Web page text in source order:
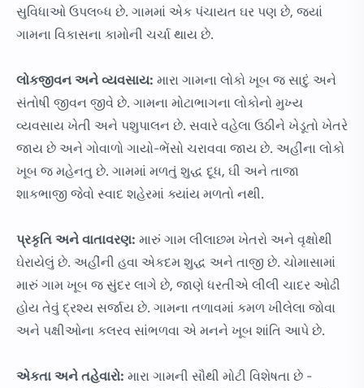
સુવિધાઓ ઉપલબ્ધ છે. ગામમાં એક પંચાયત ઘર પણ છે, જ્યાં
ગામના વિકાસના કામોની ચર્ચા થાય છે.
લોકજીવન અને વ્યવસાય: મારા ગામના લોકો ખૂબ જ સાદું અને
સંતોષી જીવન જીવે છે. ગામના મોટાભાગના લોકોનો મુખ્ય
વ્યવસાય ખેતી અને પશુપાલન છે. સવારે વહેલા ઉઠીને ખેડૂતો ખેતરે
જાય છે અને ગોવાળો ગાયો-ભેંસો ચરાવવા જાય છે. અહીંના લોકો
ખૂબ જ મહેનતુ છે. ગામમાં મળતું શુદ્ધ દૂધ, ઘી અને તાજા
શાકભાજી જેવો સ્વાદ શહેરમાં ક્યાંય મળતો નથી.
પ્રકૃતિ અને વાતાવરણ: મારું ગામ લીલાછમ ખેતરો અને વૃક્ષોથી
ઘેરાયેલું છે. અહીંની હવા એકદમ શુદ્ધ અને તાજી છે. ચોમાસામાં
મારું ગામ ખૂબ જ સુંદર લાગે છે, જાણે ધરતીએ લીલી ચાદર ઓઢી
હોય તેવું દ્રશ્ય સર્જાય છે. ગામના તળાવમાં કમળ ખીલેલા જોવા
અને પક્ષીઓના કલરવ સાંભળવા એ મનને ખૂબ શાંતિ આપે છે.
એકતા અને તહેવારો: મારા ગામની સૌથી મોટી વિશેષતા છે -